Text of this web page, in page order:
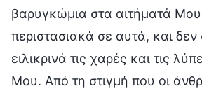
βαρυγκώμια στα αιτήματά
περιστασιακά σε αυτά, και δεν
ειλικρινά τις χαρές και τις
Μου. Από τη στιγμή που οι